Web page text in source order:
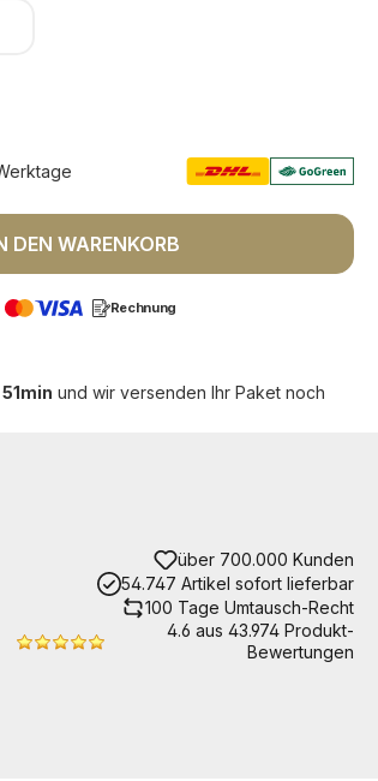
gewünschten Wert
DEN WARENKORB
Rechnung
und wir versenden Ihr Paket noch
über 700.000 Kunden
54.747 Artikel sofort lieferbar
100 Tage Umtausch-Recht
4.6 aus 43.974 Produkt-
Bewertungen